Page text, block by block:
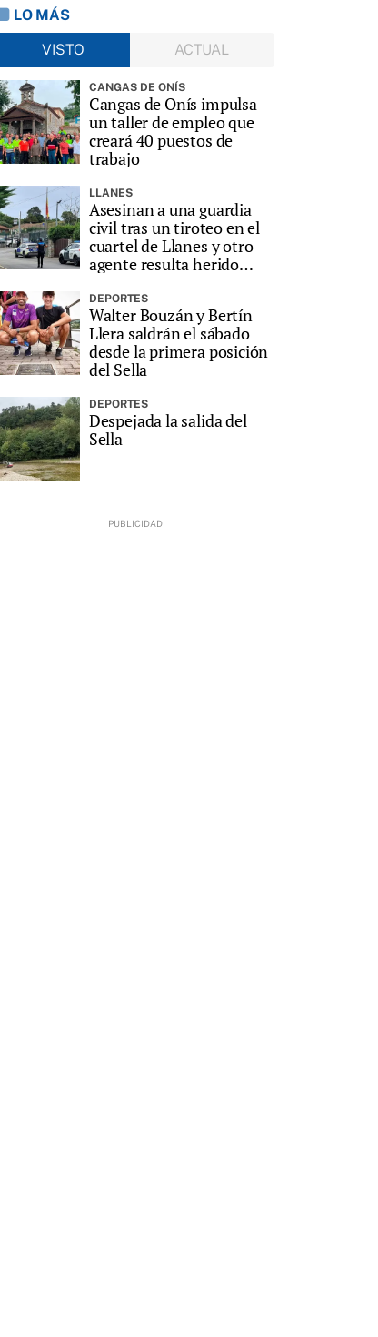
LO MÁS
VISTO
ACTUAL
CANGAS DE ONÍS
Cangas de Onís impulsa
un taller de empleo que
creará 40 puestos de
trabajo
LLANES
Asesinan a una guardia
civil tras un tiroteo en el
cuartel de Llanes y otro
agente resulta herido
DEPORTES
Walter Bouzán y Bertín
Llera saldrán el sábado
desde la primera posición
del Sella
DEPORTES
Despejada la salida del
Sella